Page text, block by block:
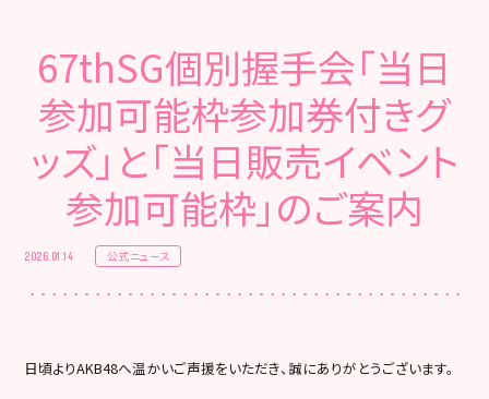
67thSG個別握手会「当日
参加可能枠参加券付きグ
ッズ」と「当日販売イベント
参加可能枠」のご案内
2026.01.14 公式ニュース
日頃よりAKB48へ温かいご声援をいただき、誠にありがとうございます。